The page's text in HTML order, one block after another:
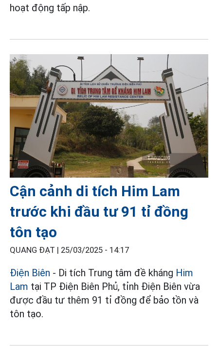
hoạt động tấp nập.
Cận cảnh di tích Him Lam
trước khi đầu tư 91 tỉ đồng
tôn tạo
QUANG ĐẠT | 25/03/2025 - 14:17
Điện Biên - Di tích Trung tâm đề kháng Him
Lam tại TP Điện Biên Phủ, tỉnh Điện Biên vừa
được đầu tư thêm 91 tỉ đồng để bảo tồn và
tôn tạo.